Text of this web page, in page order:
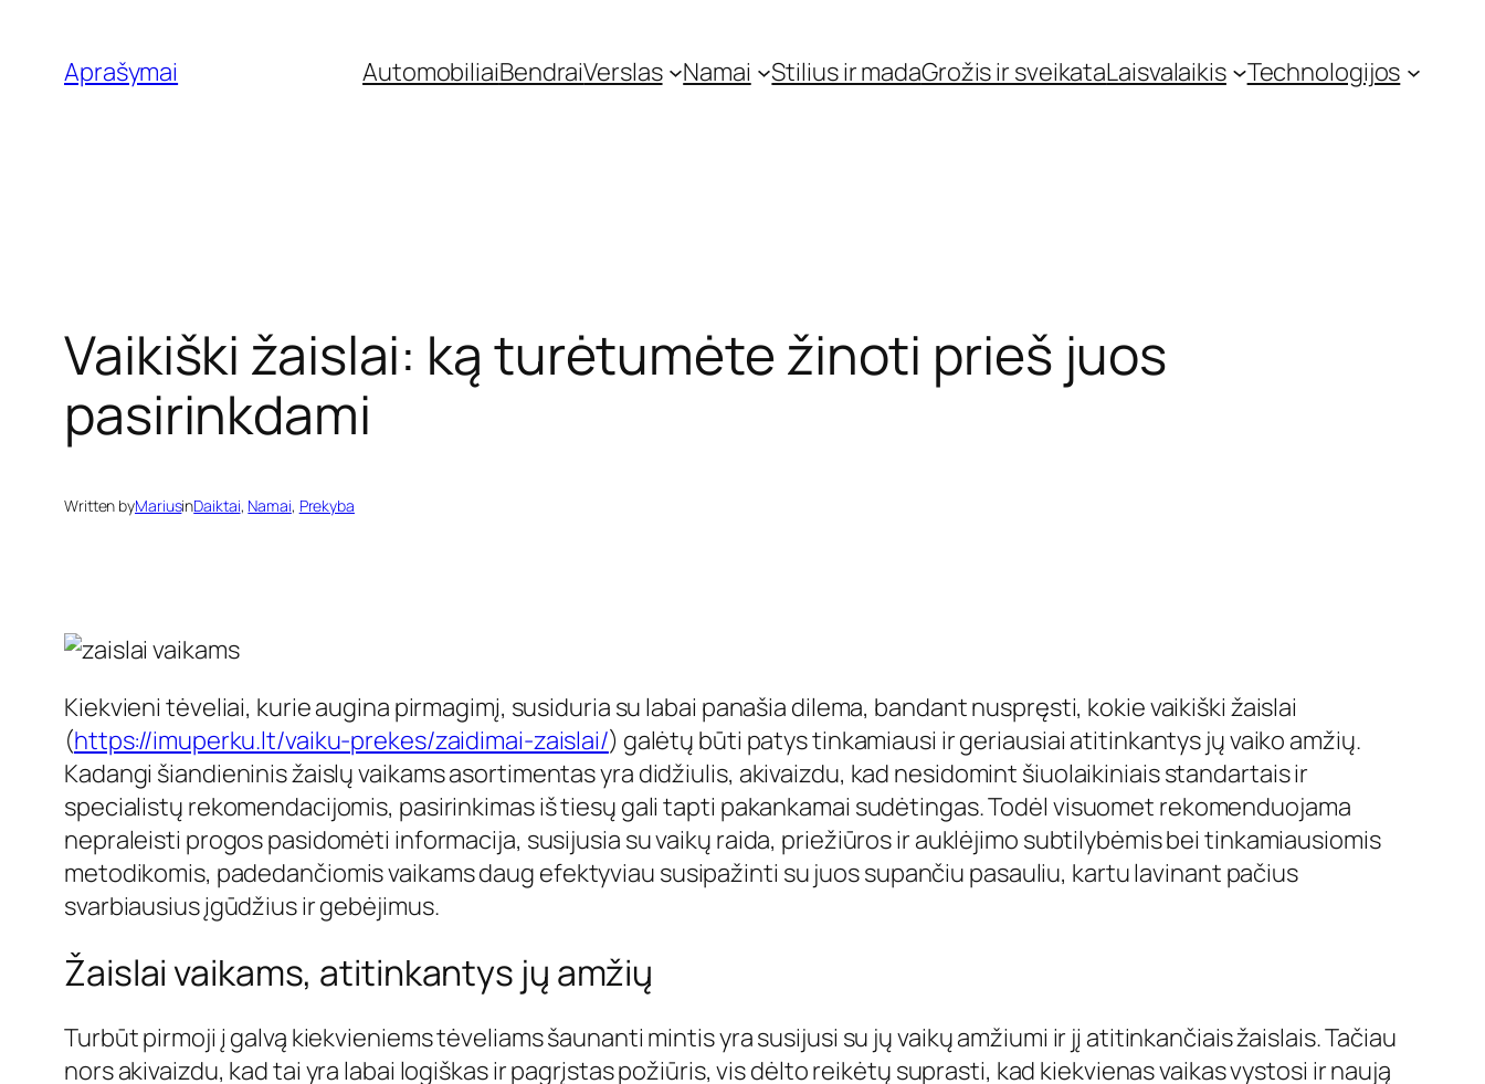
turinio
Aprašymai AutomobiliaiBendraiVerslas Namai Stilius ir madaGrožis ir sveikataLaisvalaikis Technologijos
Vaikiški žaislai: ką turėtumėte žinoti prieš juos
pasirinkdami
Written byMariusinDaiktai, Namai, Prekyba
Kiekvieni tėveliai, kurie augina pirmagimį, susiduria su labai panašia dilema, bandant nuspręsti, kokie vaikiški žaislai
(https://imuperku.lt/vaiku-prekes/zaidimai-zaislai/) galėtų būti patys tinkamiausi ir geriausiai atitinkantys jų vaiko amžių.
Kadangi šiandieninis žaislų vaikams asortimentas yra didžiulis, akivaizdu, kad nesidomint šiuolaikiniais standartais ir
specialistų rekomendacijomis, pasirinkimas iš tiesų gali tapti pakankamai sudėtingas. Todėl visuomet rekomenduojama
nepraleisti progos pasidomėti informacija, susijusia su vaikų raida, priežiūros ir auklėjimo subtilybėmis bei tinkamiausiomis
metodikomis, padedančiomis vaikams daug efektyviau susipažinti su juos supančiu pasauliu, kartu lavinant pačius
svarbiausius įgūdžius ir gebėjimus.
Žaislai vaikams, atitinkantys jų amžių
Turbūt pirmoji į galvą kiekvieniems tėveliams šaunanti mintis yra susijusi su jų vaikų amžiumi ir jį atitinkančiais žaislais. Tačiau
nors akivaizdu, kad tai yra labai logiškas ir pagrįstas požiūris, vis dėlto reikėtų suprasti, kad kiekvienas vaikas vystosi ir naują